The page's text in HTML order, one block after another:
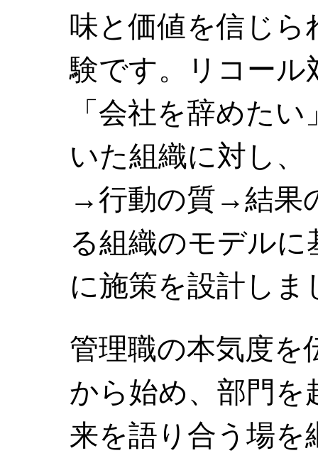
味と価値を信じ
験です。リコール
「会社を辞めた
いた組織に対し
→行動の質→結果
る組織のモデル
に施策を設計しま
管理職の本気度を
から始め、部門を
来を語り合う場を